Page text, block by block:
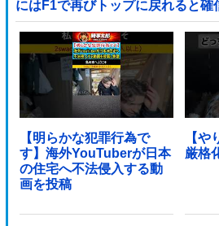
にはF1で再びトップに戻れると確
【明らかな犯罪行為で
す】海外YouTuberが日本
の住宅へ不法侵入する動
画を投稿
【や
厳格